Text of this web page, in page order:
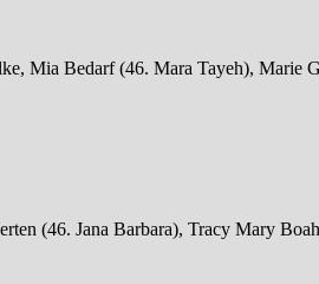
Mia Bedarf (46. Mara Tayeh), Marie
(46. Jana Barbara), Tracy Mary